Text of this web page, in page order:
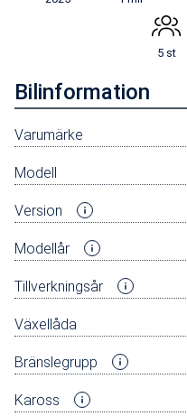
5 st
Bilinformation
Varumärke
Modell
Version
Modellår
Tillverkningsår
Växellåda
Bränslegrupp
Kaross